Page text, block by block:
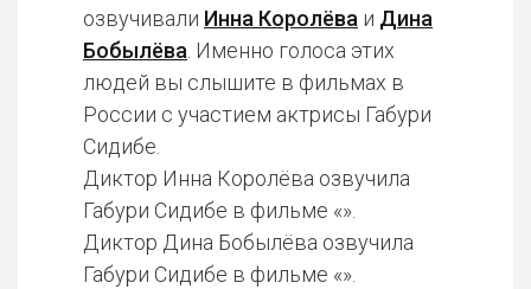
озвучивали Инна Королёва и Дина
Бобылёва . Именно голоса этих
людей вы слышите в фильмах в
России с участием актрисы Габури
Сидибе.
Диктор Инна Королёва озвучила
Габури Сидибе в фильме «».
Диктор Дина Бобылёва озвучила
Габури Сидибе в фильме «».